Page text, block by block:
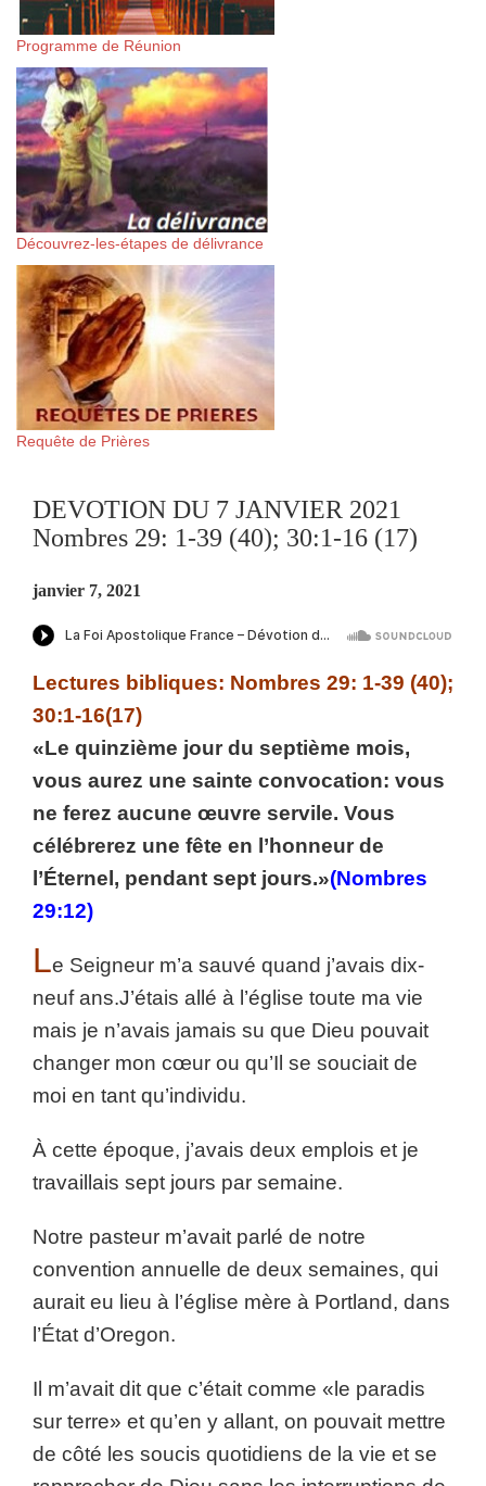
Programme de Réunion
Découvrez-les-étapes de délivrance
Requête de Prières
DEVOTION DU 7 JANVIER 2021
Nombres 29: 1-39 (40); 30:1-16 (17)
janvier 7, 2021
Lectures bibliques: Nombres 29: 1-39 (40);
30:1-16(17)
«Le quinzième jour du septième mois,
vous aurez une sainte convocation: vous
ne ferez aucune œuvre servile. Vous
célébrerez une fête en l’honneur de
l’Éternel, pendant sept jours.»(Nombres
29:12)
Le Seigneur m’a sauvé quand j’avais dix-
neuf ans.J’étais allé à l’église toute ma vie
mais je n’avais jamais su que Dieu pouvait
changer mon cœur ou qu’Il se souciait de
moi en tant qu’individu.
À cette époque, j’avais deux emplois et je
travaillais sept jours par semaine.
Notre pasteur m’avait parlé de notre
convention annuelle de deux semaines, qui
aurait eu lieu à l’église mère à Portland, dans
l’État d’Oregon.
Il m’avait dit que c’était comme «le paradis
sur terre» et qu’en y allant, on pouvait mettre
de côté les soucis quotidiens de la vie et se